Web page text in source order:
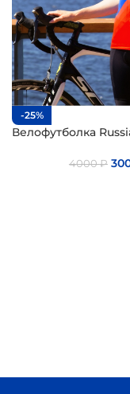
-25%
Велофутболка
4000₽